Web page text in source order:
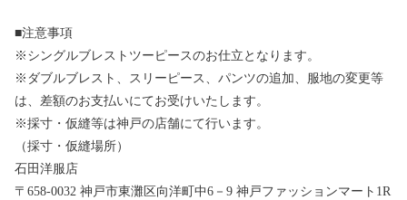
■注意事項
※シングルブレストツーピースのお仕立となります。
※ダブルブレスト、スリーピース、パンツの追加、服地の変更等
は、差額のお支払いにてお受けいたします。
※採寸・仮縫等は神戸の店舗にて行います。
（採寸・仮縫場所）
石田洋服店
〒658-0032 神戸市東灘区向洋町中6－9 神戸ファッションマート1R